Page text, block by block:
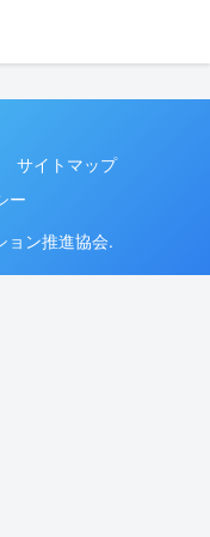
サイトマップ
ー
ョン推進協会.